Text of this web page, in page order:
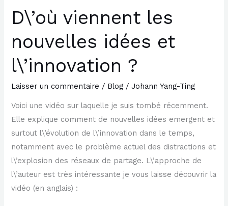
D\’où viennent les
nouvelles idées et
l\’innovation ?
Laisser un commentaire / Blog /Johann Yang-Ting
Voici une vidéo sur laquelle je suis tombé récemment.
Elle explique comment de nouvelles idées emergent et
surtout l\’évolution de l\’innovation dans le temps,
notamment avec le problème actuel des distractions et
l\’explosion des réseaux de partage. L\’approche de
l\’auteur est très intéressante je vous laisse découvrir la
vidéo (en anglais) :
D\’où
viennent
les
idées
?